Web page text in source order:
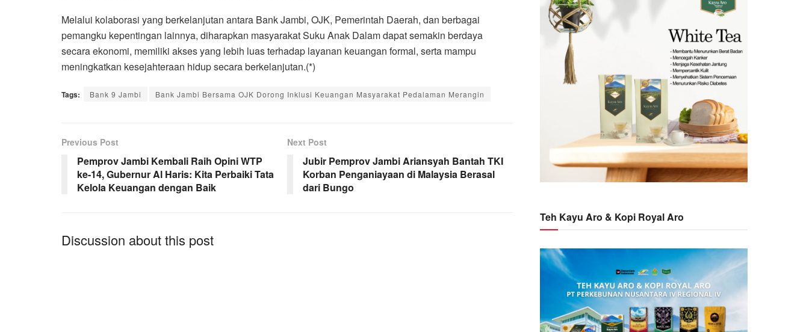
Melalui kolaborasi yang berkelanjutan antara Bank Jambi, OJK, Pemerintah Daerah, dan berbagai
pemangku kepentingan lainnya, diharapkan masyarakat Suku Anak Dalam dapat semakin berdaya
secara ekonomi, memiliki akses yang lebih luas terhadap layanan keuangan formal, serta mampu
meningkatkan kesejahteraan hidup secara berkelanjutan.(*)
Tags: Bank 9 Jambi Bank Jambi Bersama OJK Dorong Inklusi Keuangan Masyarakat Pedalaman Merangin
Previous Post
Pemprov Jambi Kembali Raih Opini WTP
ke-14, Gubernur Al Haris: Kita Perbaiki Tata
Kelola Keuangan dengan Baik
Next Post
Jubir Pemprov Jambi Ariansyah Bantah TKI
Korban Penganiayaan di Malaysia Berasal
dari Bungo
Discussion about this post
Teh Kayu Aro & Kopi Royal Aro